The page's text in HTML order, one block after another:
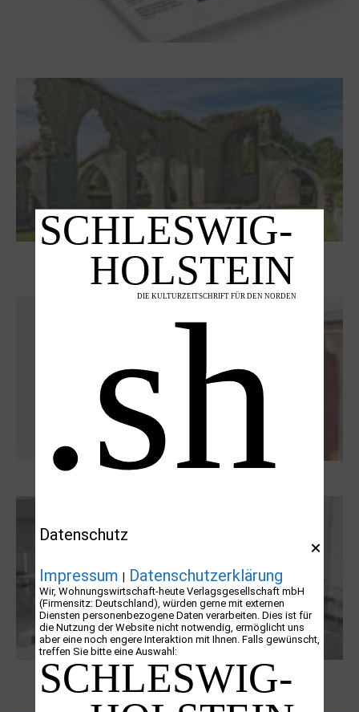
Zwischen Armutsideal und Politik. Der
Zisterzienserorden im Ostseeraum
Boy Lornsen zum 30. Todestag. Von
Steinen, Büchern und Himbeersaft
Datenschutz
Impressum Datenschutzerklärung
Wir, Wohnungswirtschaft-heute Verlagsgesellschaft mbH
(Firmensitz: Deutschland), würden gerne mit externen
Diensten personenbezogene Daten verarbeiten. Dies ist für
die Nutzung der Website nicht notwendig, ermöglicht uns
aber eine noch engere Interaktion mit Ihnen. Falls gewünscht,
treffen Sie bitte eine Auswahl: